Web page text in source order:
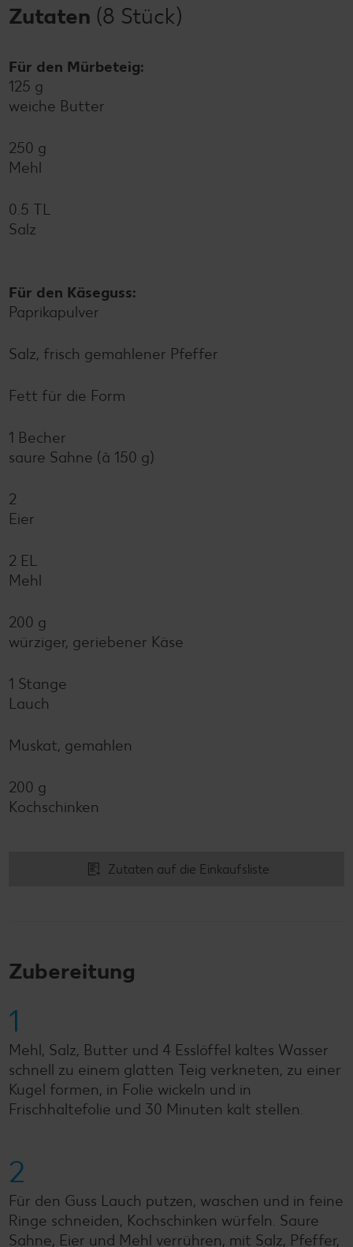
Zutaten (8 Stück)
Für den Mürbeteig:
125 g
weiche Butter
250 g
Mehl
0.5 TL
Salz
Für den Käseguss:
Paprikapulver
Salz, frisch gemahlener Pfeffer
Fett für die Form
1 Becher
saure Sahne (à 150 g)
2
Eier
2 EL
Mehl
200 g
würziger, geriebener Käse
1 Stange
Lauch
Muskat, gemahlen
200 g
Kochschinken
Zutaten auf die Einkaufsliste
Zubereitung
1
Mehl, Salz, Butter und 4 Esslöffel kaltes Wasser
schnell zu einem glatten Teig verkneten, zu einer
Kugel formen, in Folie wickeln und in
Frischhaltefolie und 30 Minuten kalt stellen.
2
Für den Guss Lauch putzen, waschen und in feine
Ringe schneiden, Kochschinken würfeln. Saure
Sahne, Eier und Mehl verrühren, mit Salz, Pfeffer,